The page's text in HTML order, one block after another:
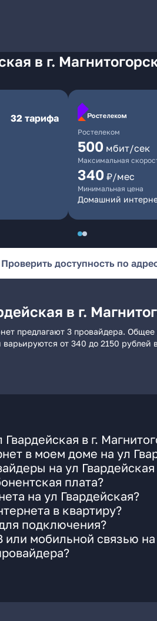
в г.
32 тарифа
Ростелеком
500 мбит/сек
Максимальная
340 ₽/мес
Минимальная цена
Домашний
Проверить доступность по
в г.
предлагают 3 провайдера.
от 340 до 2150
в г.
в моем доме на ул
на ул Гвардейская
плата?
на ул Гвардейская?
в квартиру?
подключения?
мобильной связью на